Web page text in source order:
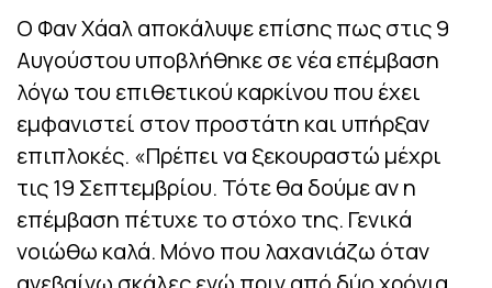
Ο Φαν Χάαλ αποκάλυψε επίσης πως στις 9
Αυγούστου υποβλήθηκε σε νέα επέμβαση
λόγω του επιθετικού καρκίνου που έχει
εμφανιστεί στον προστάτη και υπήρξαν
επιπλοκές. «Πρέπει να ξεκουραστώ μέχρι
τις 19 Σεπτεμβρίου. Τότε θα δούμε αν η
επέμβαση πέτυχε το στόχο της. Γενικά
νοιώθω καλά. Μόνο που λαχανιάζω όταν